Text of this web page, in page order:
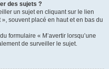
des sujets ?
un sujet en cliquant sur le lien
souvent placé en haut et en bas du
formulaire « M’avertir lorsqu’une
de surveiller le sujet.